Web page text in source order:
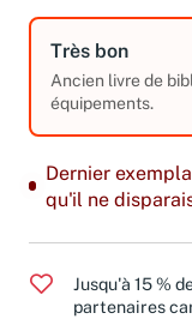
Très bon
Ancien livre de
équipements.
Dernier
qu'il ne
Jusqu'à 15 %
partenaires